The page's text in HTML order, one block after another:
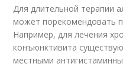
Для длительной терапии
может порекомендовать
Например, для лечения
конъюнктивита
местными